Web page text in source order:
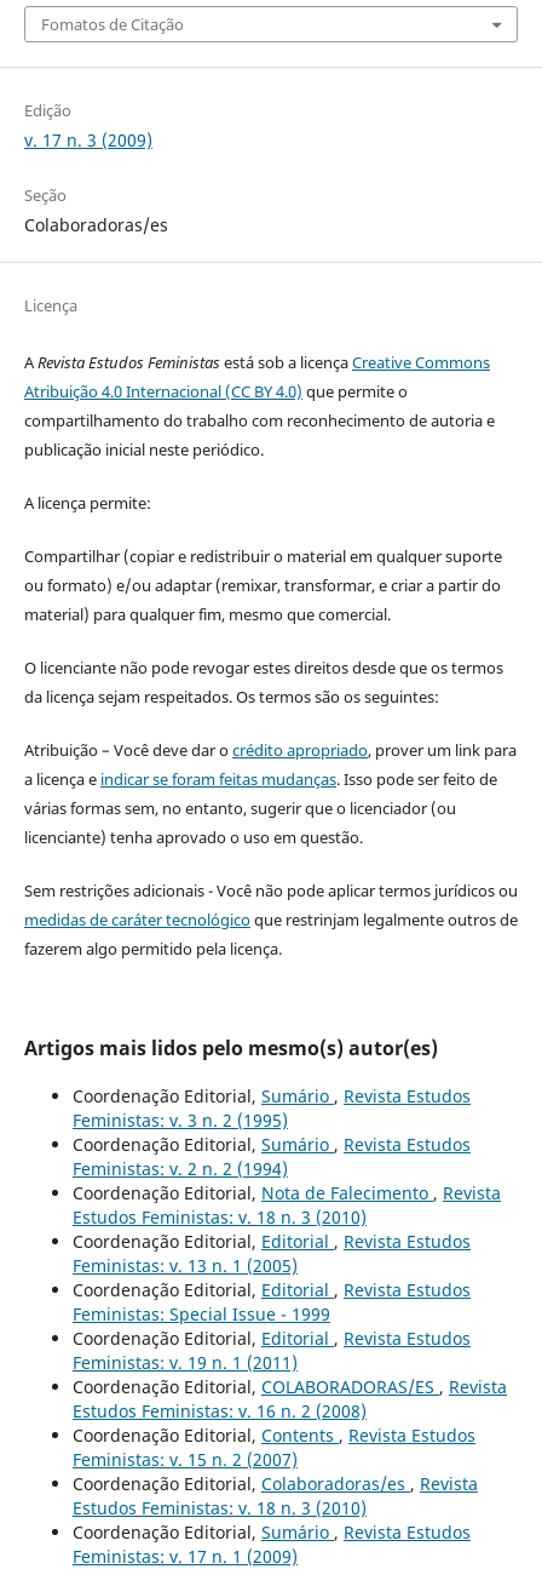
Fomatos de Citação
Edição
v. 17 n. 3 (2009)
Seção
Colaboradoras/es
Licença
ARevista Estudos Feministasestá sob a licençaCreative Commons
Atribuição 4.0 Internacional (CC BY 4.0) que permite o
compartilhamento do trabalho com reconhecimento de autoria e
publicação inicial neste periódico.
A licença permite:
Compartilhar (copiar e redistribuir o material em qualquer suporte
ou formato) e/ou adaptar (remixar, transformar, e criar a partir do
material) para qualquer fim, mesmo que comercial.
O licenciante não pode revogar estes direitos desde que os termos
da licença sejam respeitados. Os termos são os seguintes:
Atribuição – Você deve dar ocrédito apropriado, prover um link para
a licença e indicar se foram feitas mudanças. Isso pode ser feito de
várias formas sem, no entanto, sugerir que o licenciador (ou
licenciante) tenha aprovado o uso em questão.
Sem restrições adicionais - Você não pode aplicar termos jurídicos ou
medidas de caráter tecnológicoque restrinjam legalmente outros de
fazerem algo permitido pela licença.
Artigos mais lidos pelo mesmo(s) autor(es)
Coordenação Editorial, Sumário , Revista Estudos
Feministas: v. 3 n. 2 (1995)
Coordenação Editorial, Sumário , Revista Estudos
Feministas: v. 2 n. 2 (1994)
Coordenação Editorial, Nota de Falecimento , Revista
Estudos Feministas: v. 18 n. 3 (2010)
Coordenação Editorial, Editorial , Revista Estudos
Feministas: v. 13 n. 1 (2005)
Coordenação Editorial, Editorial , Revista Estudos
Feministas: Special Issue - 1999
Coordenação Editorial, Editorial , Revista Estudos
Feministas: v. 19 n. 1 (2011)
Coordenação Editorial, COLABORADORAS/ES , Revista
Estudos Feministas: v. 16 n. 2 (2008)
Coordenação Editorial, Contents , Revista Estudos
Feministas: v. 15 n. 2 (2007)
Coordenação Editorial, Colaboradoras/es , Revista
Estudos Feministas: v. 18 n. 3 (2010)
Coordenação Editorial, Sumário , Revista Estudos
Feministas: v. 17 n. 1 (2009)